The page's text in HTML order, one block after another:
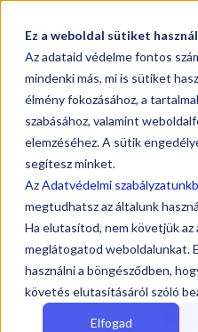
Ez a weboldal sütiket használ
Az adataid védelme fontos
mindenki más, mi is sütiket
élmény fokozásához, a
szabásához, valamint
elemzéséhez. A sütik
segítesz minket.
AzAdatvédelmi
megtudhatsz az általunk
Ha elutasítod, nem követjük az
meglátogatod weboldalunkat.
használni a böngésződben,
követés elutasításáról szóló
Elfogad
Blog / KIVA vs. TAO 2026 -
(Adózás)